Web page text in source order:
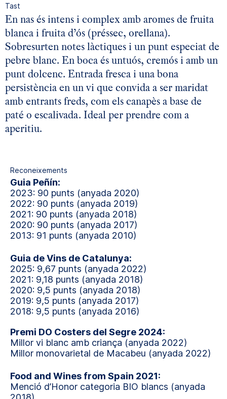
Tast
En nas és intens i complex amb aromes de fruita
blanca i fruita d’ós (préssec, orellana).
Sobresurten notes làctiques i un punt especiat de
pebre blanc. En boca és untuós, cremós i amb un
punt dolcenc. Entrada fresca i una bona
persistència en un vi que convida a ser maridat
amb entrants freds, com els canapès a base de
paté o escalivada. Ideal per prendre com a
aperitiu.
Reconeixements
Guia Peñín:
2023: 90 punts (anyada 2020)
2022: 90 punts (anyada 2019)
2021: 90 punts (anyada 2018)
2020: 90 punts (anyada 2017)
2013: 91 punts (anyada 2010)
Guia de Vins de Catalunya:
2025: 9,67 punts (anyada 2022)
2021: 9,18 punts (anyada 2018)
2020: 9,5 punts (anyada 2018)
2019: 9,5 punts (anyada 2017)
2018: 9,5 punts (anyada 2016)
Premi DO Costers del Segre 2024:
Millor vi blanc amb criança (anyada 2022)
Millor monovarietal de Macabeu (anyada 2022)
Food and Wines from Spain 2021:
Menció d’Honor categoria BIO blancs (anyada